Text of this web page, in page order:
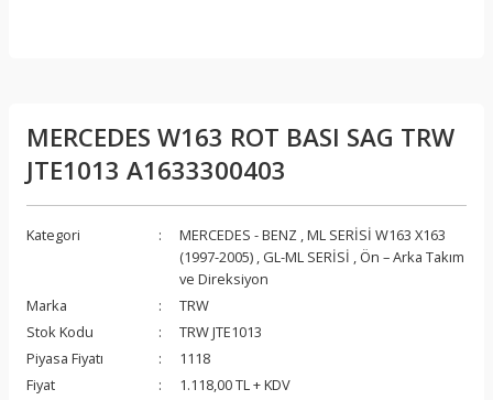
MERCEDES W163 ROT BASI SAG TRW
JTE1013 A1633300403
Kategori MERCEDES - BENZ ,ML SERİSİ W163 X163
(1997-2005) , GL-ML SERİSİ , Ön – Arka Takım
ve Direksiyon
Marka
TRW
Stok Kodu
TRW JTE1013
Piyasa Fiyatı
1118
Fiyat
1.118,00 TL + KDV